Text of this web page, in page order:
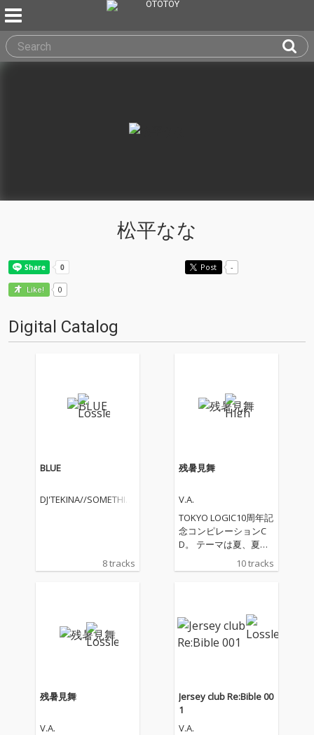
松平なな
Post -
Like! 0
Digital Catalog
BLUE
DJ'TEKINA//SOMETHIN
8 tracks
残暑見舞
V.A.
TOKYO LOGIC10周年記
念コンピレーションC
D。 テーマは夏、夏ら
しいPOPな楽曲が勢ぞ
ろい。 各アーティスト
なんか夏っぽくて盛り
上がる楽曲が、TOKYO
LOGIC10周年にして明
10 tracks
残暑見舞
V.A.
Jersey club Re:Bible 00
1
V.A.